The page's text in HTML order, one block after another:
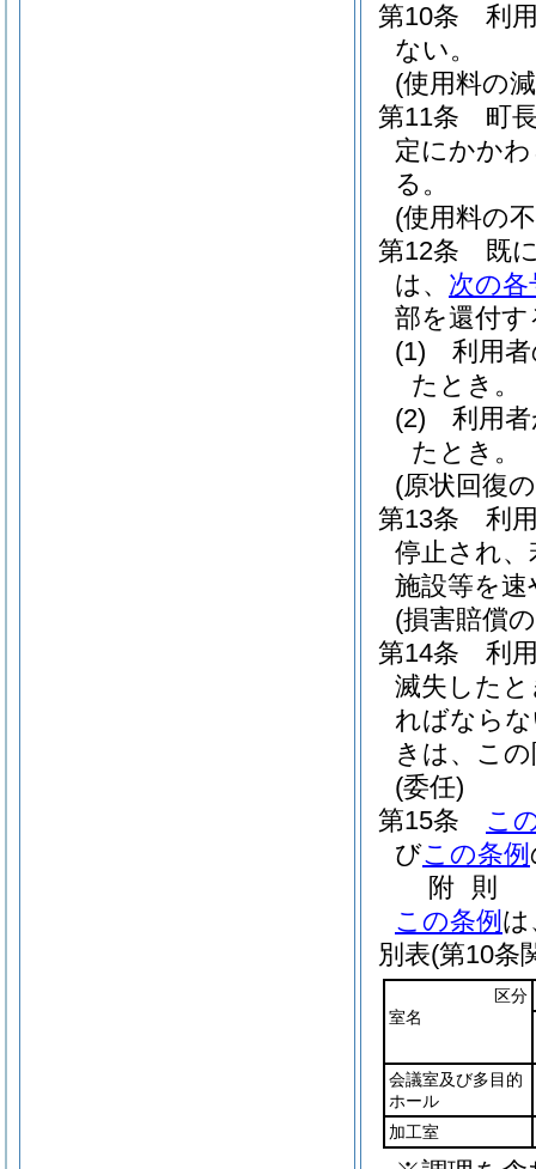
第10条
利
ない。
(使用料の
第11条
町
定にかか
る。
(使用料の
第12条
既
は、 次の各
部を還付
(1)
利用
たとき。
(2)
利用
たとき。
(原状回復
第13条
利
停止され
施設等を
(損害賠償
第14条
利
滅失した
ればなら
きは、こ
(委任)
第15条
こ
びこの条例
附 則
この条例 は
別表(第10条
区分
室名
会議室及び多目的
ホール
加工室